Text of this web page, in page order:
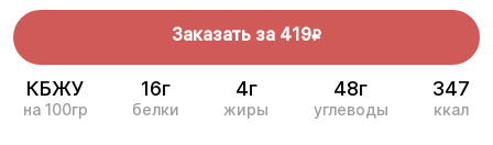
Заказать за 419R
КБЖУ
на 100гр
16г
белки
4г
жиры
48г
углеводы
347
ккал